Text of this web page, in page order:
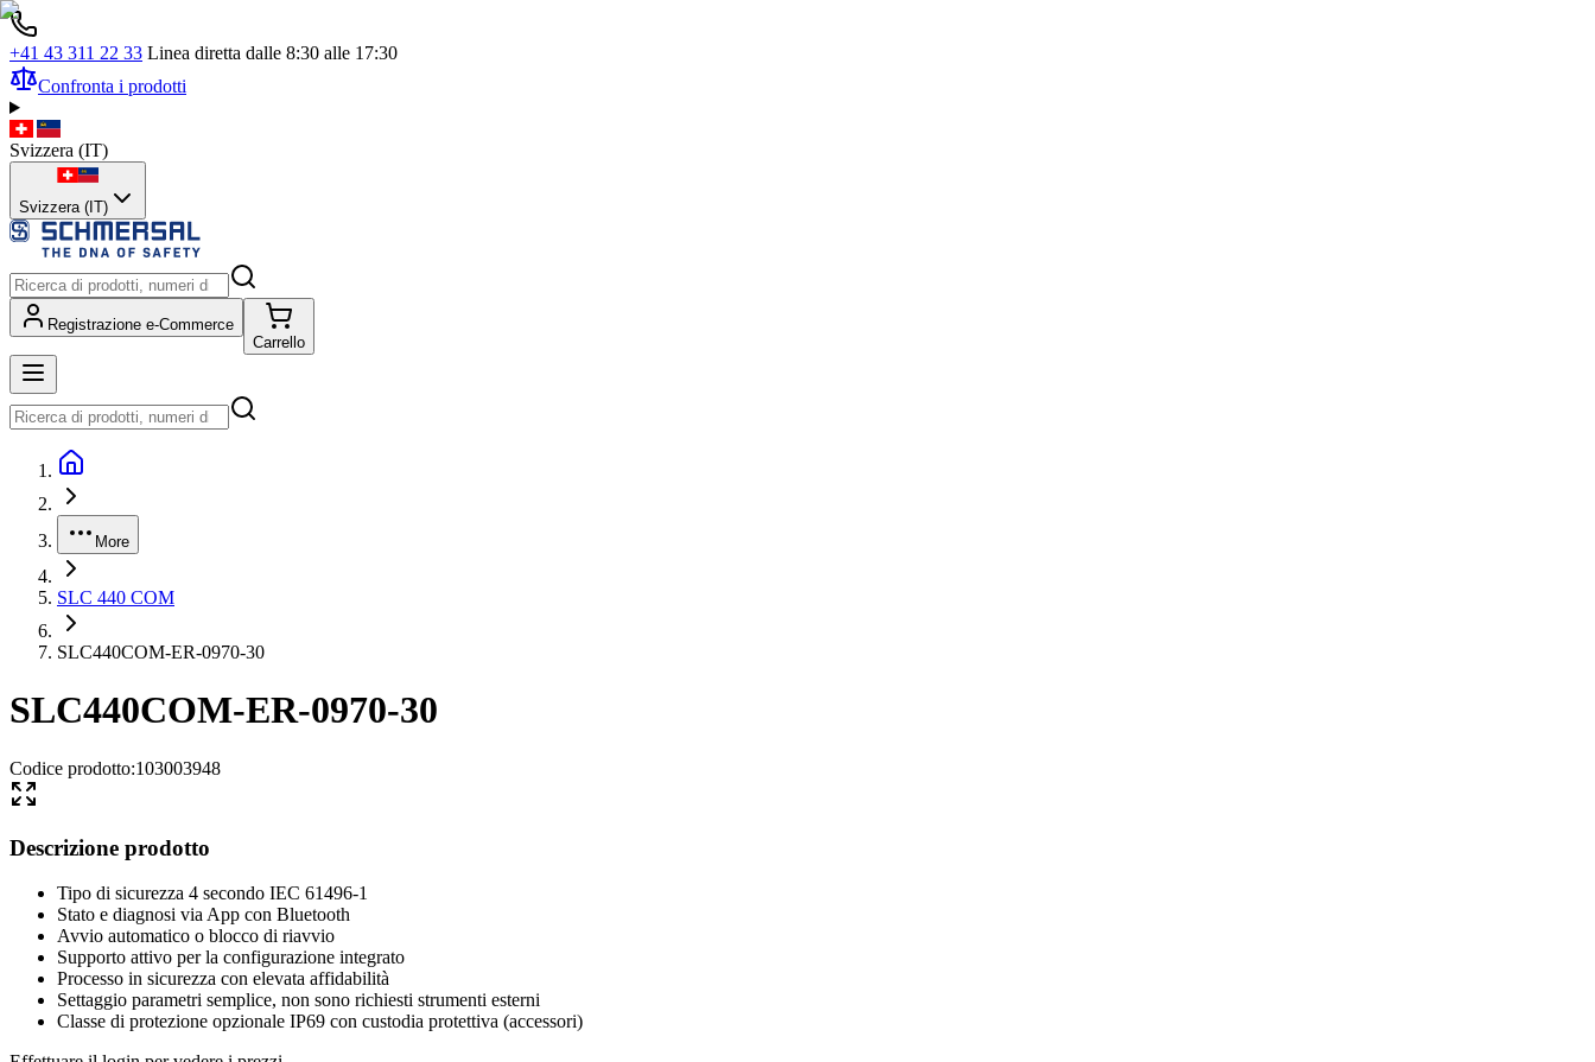
+41 43 311 22 33 Linea diretta dalle 8:30 alle 17:30
Confronta i prodotti
Svizzera (IT)
Svizzera (IT)
Registrazione e-Commerce
Carrello
More
SLC 440 COM
SLC440COM-ER-0970-30
SLC440COM-ER-0970-30
Codice prodotto:103003948
Descrizione prodotto
Tipo di sicurezza 4 secondo IEC 61496-1
Stato e diagnosi via App con Bluetooth
Avvio automatico o blocco di riavvio
Supporto attivo per la configurazione integrato
Processo in sicurezza con elevata affidabilità
Settaggio parametri semplice, non sono richiesti strumenti esterni
Classe di protezione opzionale IP69 con custodia protettiva (accessori)